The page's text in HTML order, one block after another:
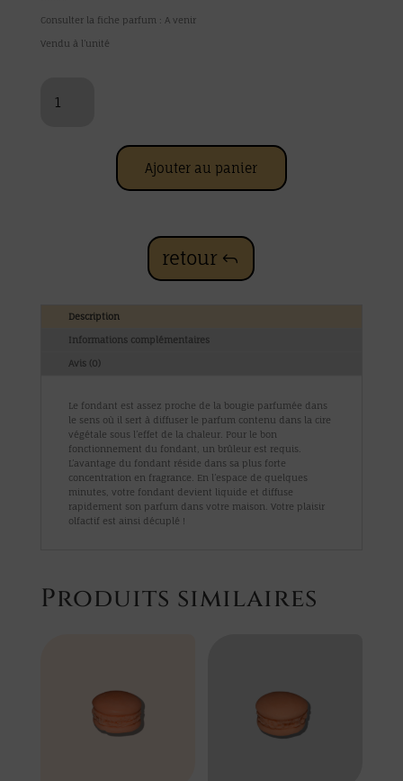
Consulter la fiche parfum : A venir
Vendu à l’unité
Ajouter au panier
retour
Description
Informations complémentaires
Avis (0)
Le fondant est assez proche de la bougie parfumée dans
le sens où il sert à diffuser le parfum contenu dans la cire
végétale sous l’effet de la chaleur. Pour le bon
fonctionnement du fondant, un brûleur est requis.
L’avantage du fondant réside dans sa plus forte
concentration en fragrance. En l’espace de quelques
minutes, votre fondant devient liquide et diffuse
rapidement son parfum dans votre maison. Votre plaisir
olfactif est ainsi décuplé !
Produits similaires